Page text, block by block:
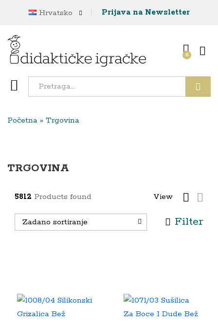
Hrvatsko Prijava na Newsletter
0
Početna » Trgovina
TRGOVINA
5812 Products found View
Filter
Zadano sortiranje